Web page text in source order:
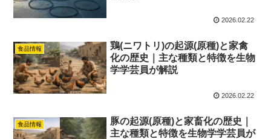
2026.02.22
食品情報
鶏(ニワトリ)の起源(原種)と家禽
化の歴史｜主な種類と特徴を生物
学学芸員が解説
2026.02.22
食品情報
豚の起源(原種)と家畜化の歴史｜
主な種類と特徴を生物学学芸員が